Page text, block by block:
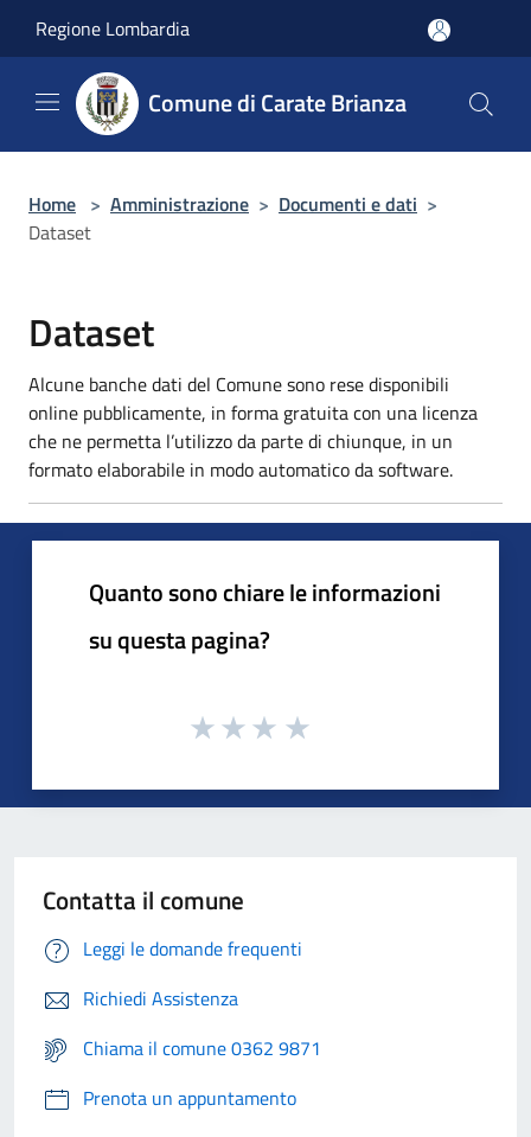
Regione Lombardia
Comune di Carate Brianza
Home > Amministrazione > Documenti e dati >
Dataset
Dataset
Alcune banche dati del Comune sono rese disponibili
online pubblicamente, in forma gratuita con una licenza
che ne permetta l’utilizzo da parte di chiunque, in un
formato elaborabile in modo automatico da software.
Quanto sono chiare le informazioni
su questa pagina?
Contatta il comune
Leggi le domande frequenti
Richiedi Assistenza
Chiama il comune 0362 9871
Prenota un appuntamento